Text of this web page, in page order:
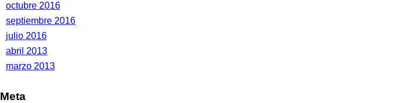
octubre 2016
septiembre 2016
julio 2016
abril 2013
marzo 2013
Meta